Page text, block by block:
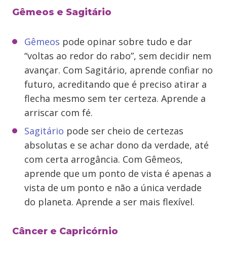
Gêmeos e Sagitário
Gêmeos pode opinar sobre tudo e dar
“voltas ao redor do rabo”, sem decidir nem
avançar. Com Sagitário, aprende confiar no
futuro, acreditando que é preciso atirar a
flecha mesmo sem ter certeza. Aprende a
arriscar com fé.
Sagitário pode ser cheio de certezas
absolutas e se achar dono da verdade, até
com certa arrogância. Com Gêmeos,
aprende que um ponto de vista é apenas a
vista de um ponto e não a única verdade
do planeta. Aprende a ser mais flexível.
Câncer e Capricórnio